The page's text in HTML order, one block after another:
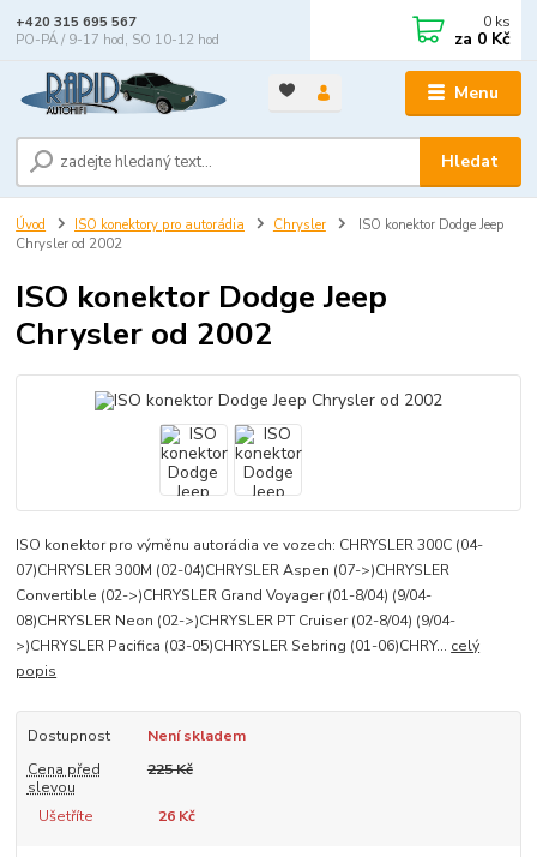
Menu
Hledat
+420 315 695 567
PO-PÁ / 9-17 hod, SO 10-12 hod
0 ks
za 0 Kč
Úvod ISO konektory pro autorádia Chrysler
ISO konektor Dodge Jeep
Chrysler od 2002
ISO konektor Dodge Jeep
Chrysler od 2002
ISO konektor pro výměnu autorádia ve vozech: CHRYSLER 300C (04-
07)CHRYSLER 300M (02-04)CHRYSLER Aspen (07->)CHRYSLER
Convertible (02->)CHRYSLER Grand Voyager (01-8/04) (9/04-
08)CHRYSLER Neon (02->)CHRYSLER PT Cruiser (02-8/04) (9/04-
>)CHRYSLER Pacifica (03-05)CHRYSLER Sebring (01-06)CHRY... celý
popis
Dostupnost
Není skladem
Cena před
slevou
225 Kč
Ušetříte 26 Kč